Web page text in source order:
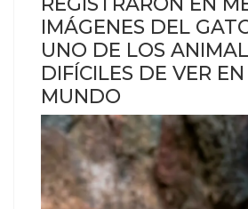
IMÁGENES DEL
UNO DE LOS
DIFÍCILES DE VER
MUNDO